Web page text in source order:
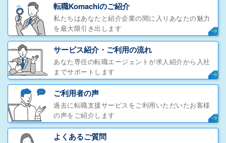
転職Komachiのご紹介
私たちはあなたと紹介企業の間に入りあなたの魅力
を最大限引き出します
サービス紹介・ご利用の流れ
あなた専任の転職エージェントが求人紹介から入社
までサポートします
ご利用者の声
過去に転職支援サービスをご利用いただいたお客様
の声をご紹介します
よくあるご質問